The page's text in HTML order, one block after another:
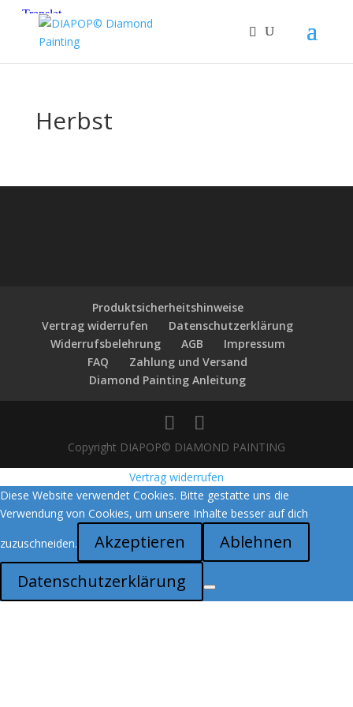
Herbst
Produktsicherheitshinweise
Vertrag widerrufen
Datenschutzerklärung
Widerrufsbelehrung
AGB
Impressum
FAQ
Zahlung und Versand
Diamond Painting Anleitung
Copyright DIAPOP© DIAMOND PAINTING
Vertrag widerrufen
Diese Website verwendet Cookies. Bitte gestatte uns die
Verwendung von Cookies, um unsere Inhalte besser auf dich
zuzuschneiden.
Akzeptieren
Ablehnen
Datenschutzerklärung